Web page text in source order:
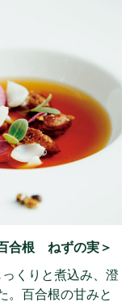
合根 ねずの実＞
くりと煮込み、澄
。百合根の甘みと